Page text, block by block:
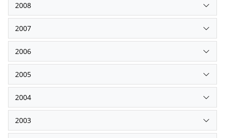
2008
2007
2006
2005
2004
2003